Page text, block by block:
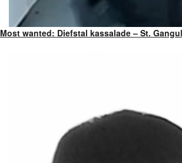
Most wanted: Diefstal kassalade – St.